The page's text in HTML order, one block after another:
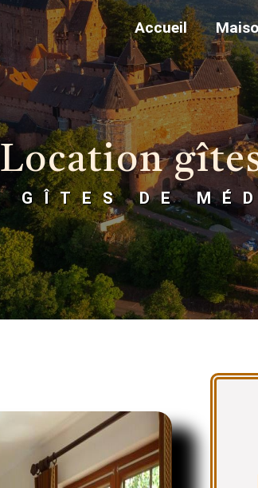
Accueil
Location
GÎTES DE